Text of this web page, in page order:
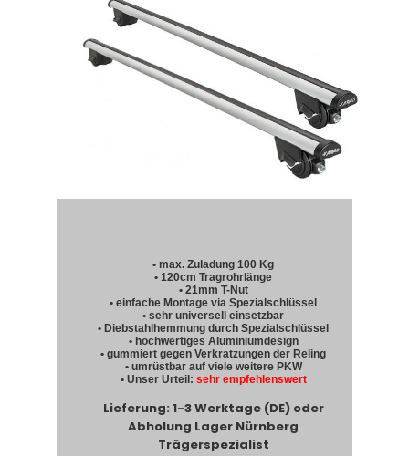
• max. Zuladung 100 Kg
• 120cm Tragrohrlänge
• 21mm T-Nut
• einfache Montage via Spezialschlüssel
• sehr universell einsetzbar
• Diebstahlhemmung durch Spezialschlüssel
• hochwertiges Aluminiumdesign
• gummiert gegen Verkratzungen der Reling
• umrüstbar auf viele weitere PKW
• Unser Urteil: sehr empfehlenswert
Lieferung: 1-3 Werktage (DE) oder
Abholung Lager Nürnberg
Trägerspezialist